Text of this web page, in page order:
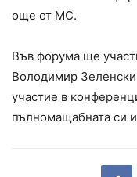
още от МС.
Във форума ще
Володимир
участие в
пълномащабната си